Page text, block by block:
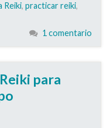
Reiki, practicar reiki,
1 comentario
para